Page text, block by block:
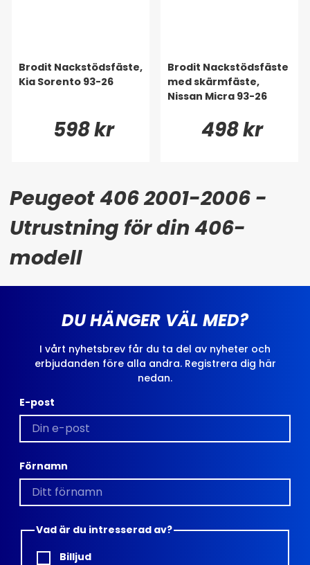
Brodit Nackstödsfäste,
Kia Sorento 93-26
598 kr
Brodit Nackstödsfäste
med skärmfäste,
Nissan Micra 93-26
498 kr
Peugeot 406 2001-2006 -
Utrustning för din 406-
modell
DU HÄNGER VÄL MED?
I vårt nyhetsbrev får du ta del av nyheter och
erbjudanden före alla andra. Registrera dig här
nedan.
E-post
Förnamn
Vad är du intresserad av?
Billjud